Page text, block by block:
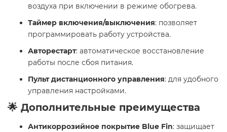
воздуха при включении в режиме обогрева.
Таймер включения/выключения: позволяет
программировать работу устройства.
Авторестарт: автоматическое восстановление
работы после сбоя питания.
Пульт дистанционного управления: для удобного
управления настройками.
🌟 Дополнительные преимущества
Антикоррозийное покрытие Blue Fin: защищает